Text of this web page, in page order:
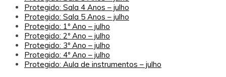
Protegido: Sala 4 Anos – julho
Protegido: Sala 5 Anos – julho
Protegido: 1º Ano – julho
Protegido: 2º Ano – julho
Protegido: 3º Ano – julho
Protegido: 4º Ano – julho
Protegido: Aula de instrumentos – julho